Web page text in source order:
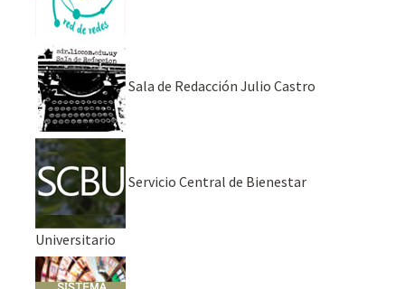
Sala de Redacción Julio Castro
Servicio Central de Bienestar
Universitario